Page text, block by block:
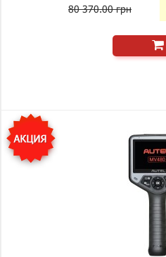
80 370.00 грн